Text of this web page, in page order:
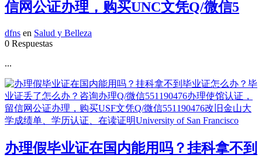
信网公证办理，购买UNC文凭Q/微信5
dfns en Salud y Belleza
0 Respuestas
...
办理假毕业证在国内能用吗？挂科拿不到